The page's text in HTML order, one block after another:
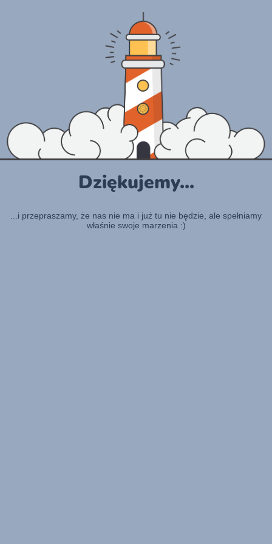
Dziękujemy...
...i przepraszamy, że nas nie ma i już tu nie będzie, ale spełniamy
właśnie swoje marzenia :)